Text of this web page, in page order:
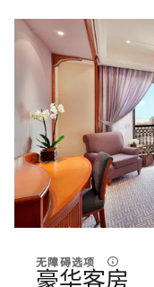
无障碍选项